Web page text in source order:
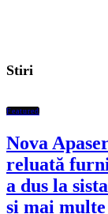
Stiri
Featured
Nova
reluată
a dus la
și mai